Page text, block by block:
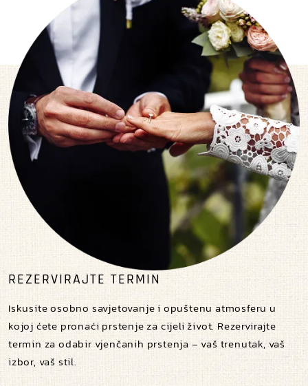
REZERVIRAJTE TERMIN
Iskusite osobno savjetovanje i opuštenu atmosferu u
kojoj ćete pronaći prstenje za cijeli život. Rezervirajte
termin za odabir vjenčanih prstenja – vaš trenutak, vaš
izbor, vaš stil.